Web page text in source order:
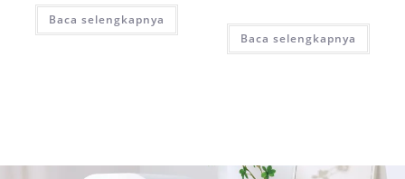
Baca selengkapnya
Baca selengkapnya